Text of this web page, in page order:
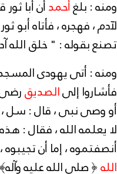
ومنه : بلغأحمدأن أبا
لآدم ، فهجره ، فأتاه أبو
تصنع بقوله : " خلق الله
ومنه : أتى يهودى
فأشاروا إلىالصديقرضى
أو وصى نبى ، قال : سل ،
لا يعلمه الله ، فقال :
أنصفتموه ، إما أن
الله﴿ صلى الله عليه